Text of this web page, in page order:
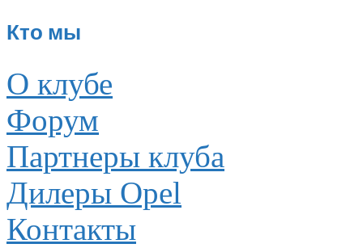
Кто мы
О клубе
Форум
Партнеры клуба
Дилеры Opel
Контакты